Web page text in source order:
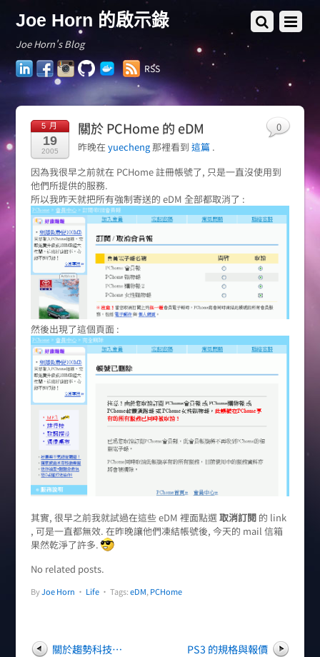
Joe Horn 的啟示錄
Joe Horn's Blog
LinkedInFacebookInstagram
GitHubDocker
Hub
RSS
5 月
19
2005
關於 PCHome 的 eDM
昨晚在 yuecheng那裡看到 這篇.
因為我很早之前就在 PCHome 註冊帳號了, 只是一直沒使用到
他們所提供的服務.
所以我昨天就把所有強制寄送的 eDM 全部都取消了 :
然後出現了這個頁面 :
其實, 很早之前我就試過在這些 eDM 裡面點選 取消訂閱的 link
, 可是一直都無效. 在昨晚讓他們凍結帳號後, 今天的 mail 信箱
果然乾淨了許多.
No related posts.
ByJoe Horn • Life
0
• Tags:eDM, PCHome
關於趨勢科技… PS3 的規格與報價